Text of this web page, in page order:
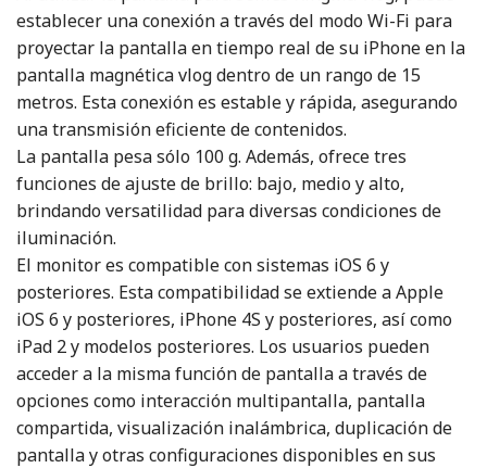
establecer una conexión a través del modo Wi-Fi para
proyectar la pantalla en tiempo real de su iPhone en la
pantalla magnética vlog dentro de un rango de 15
metros. Esta conexión es estable y rápida, asegurando
una transmisión eficiente de contenidos.
La pantalla pesa sólo 100 g. Además, ofrece tres
funciones de ajuste de brillo: bajo, medio y alto,
brindando versatilidad para diversas condiciones de
iluminación.
El monitor es compatible con sistemas iOS 6 y
posteriores. Esta compatibilidad se extiende a Apple
iOS 6 y posteriores, iPhone 4S y posteriores, así como
iPad 2 y modelos posteriores. Los usuarios pueden
acceder a la misma función de pantalla a través de
opciones como interacción multipantalla, pantalla
compartida, visualización inalámbrica, duplicación de
pantalla y otras configuraciones disponibles en sus